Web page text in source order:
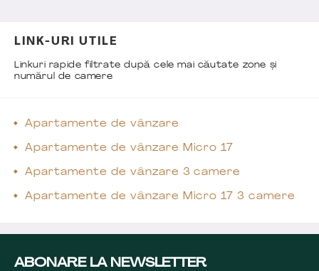
LINK-URI UTILE
Linkuri rapide filtrate după cele mai căutate zone și
numărul de camere
Apartamente de vânzare
Apartamente de vânzare Micro 17
Apartamente de vânzare 3 camere
Apartamente de vânzare Micro 17 3 camere
ABONARE LA NEWSLETTER